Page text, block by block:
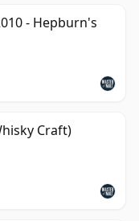
- Hepburn's
Craft)